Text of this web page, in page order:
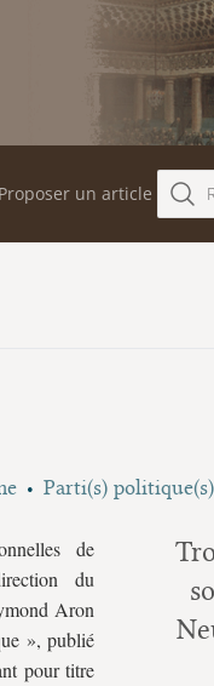
Proposer un article
Parti(s) politique(s)
de
du
Aron
», publié
pour titre